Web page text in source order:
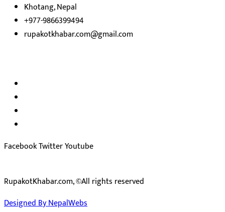
Khotang, Nepal
+977-9866399494
rupakotkhabar.com@gmail.com
FacebookTwitterYoutube
RupakotKhabar.com, ©All rights reserved
Designed By NepalWebs